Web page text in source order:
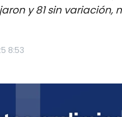
y 81 sin variación,
8:53